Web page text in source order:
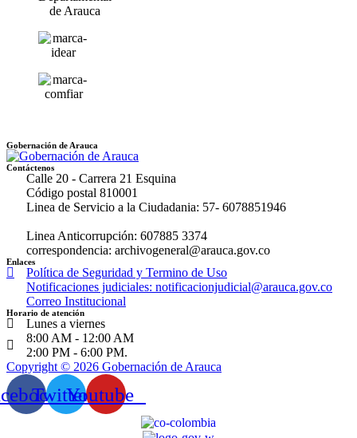
Gobernación de Arauca
Contáctenos
Calle 20 - Carrera 21 Esquina
Código postal 810001
Linea de Servicio a la Ciudadania: 57- 6078851946
Linea Anticorrupción: 607885 3374
correspondencia: archivogeneral@arauca.gov.co
Enlaces
Política de Seguridad y Termino de Uso
Notificaciones judiciales: notificacionjudicial@arauca.gov.co
Correo Institucional
Horario de atención
Lunes a viernes
8:00 AM - 12:00 AM
2:00 PM - 6:00 PM.
Copyright © 2026 Gobernación de Arauca
TwitterYoutube